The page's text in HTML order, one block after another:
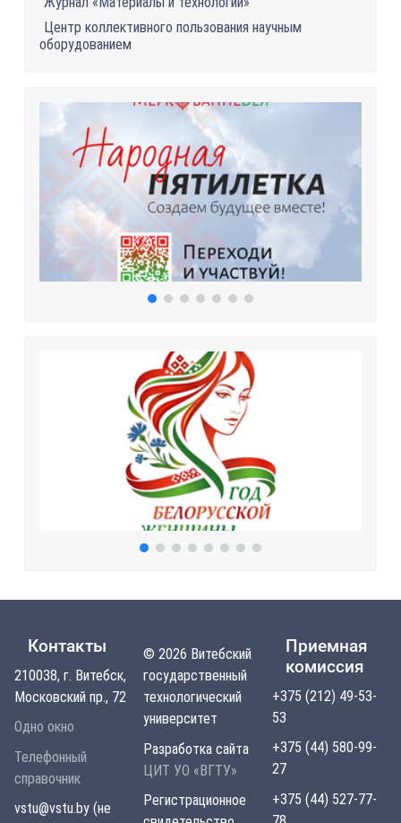
Центр коллективного пользования научным
оборудованием
Контакты
210038, г. Витебск,
Московский пр., 72
Одно окно
Телефонный
справочник
vstu@vstu.by (не
© 2026 Витебский
государственный
технологический
университет
Разработка сайта
ЦИТ УО «ВГТУ»
Регистрационное
Приемная
комиссия
+375 (212) 49-53-
53
+375 (44) 580-99-
27
+375 (44) 527-77-